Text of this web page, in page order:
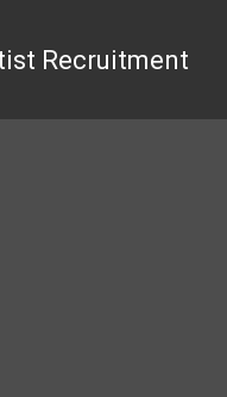
Recruitment